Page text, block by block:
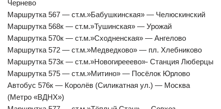
Чернево
Маршрутка 567 — ст.м.»Бабушкинская» — Челюскинский
Маршрутка 568к — ст.м.»Тушинская» — Урожай
Маршрутка 570к — ст.м.»Сходненская» — Ангелово
Маршрутка 572 — ст.м.»Медведково» — пл. Хлебниково
Маршрутка 573к — ст.м.»Новогирееево»- Станция Люберцы
Маршрутка 575 — ст.м.»Митино» — Посёлок Юрлово
Автобус 576к — Королёв (Силикатная ул.) — Москва
(Метро «ВДНХ»)